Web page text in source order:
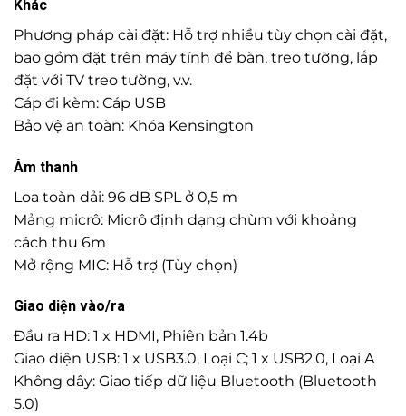
Khác
Phương pháp cài đặt: Hỗ trợ nhiều tùy chọn cài đặt,
bao gồm đặt trên máy tính để bàn, treo tường, lắp
đặt với TV treo tường, v.v.
Cáp đi kèm: Cáp USB
Bảo vệ an toàn: Khóa Kensington
Âm thanh
Loa toàn dải: 96 dB SPL ở 0,5 m
Mảng micrô: Micrô định dạng chùm với khoảng
cách thu 6m
Mở rộng MIC: Hỗ trợ (Tùy chọn)
Giao diện vào/ra
Đầu ra HD: 1 x HDMI, Phiên bản 1.4b
Giao diện USB: 1 x USB3.0, Loại C; 1 x USB2.0, Loại A
Không dây: Giao tiếp dữ liệu Bluetooth (Bluetooth
5.0)